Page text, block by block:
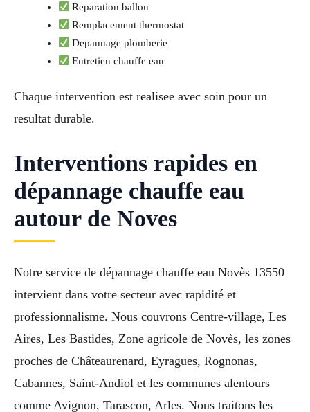
Reparation ballon
Remplacement thermostat
Depannage plomberie
Entretien chauffe eau
Chaque intervention est realisee avec soin pour un
resultat durable.
Interventions rapides en
dépannage chauffe eau
autour de Noves
Notre service de dépannage chauffe eau Novès 13550
intervient dans votre secteur avec rapidité et
professionnalisme. Nous couvrons Centre-village, Les
Aires, Les Bastides, Zone agricole de Novès, les zones
proches de Châteaurenard, Eyragues, Rognonas,
Cabannes, Saint-Andiol et les communes alentours
comme Avignon, Tarascon, Arles. Nous traitons les